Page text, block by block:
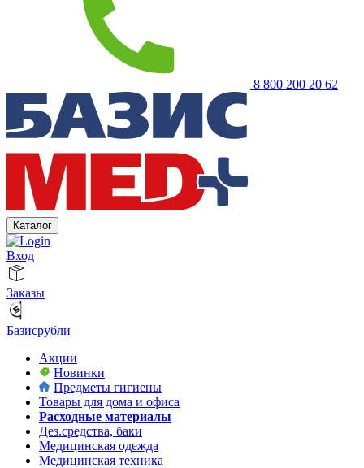
8 800 200 20 62
Каталог
Вход
Заказы
Базисрубли
Акции
Новинки
Предметы гигиены
Товары для дома и офиса
Расходные материалы
Дез.средства, баки
Медицинская одежда
Медицинская техника